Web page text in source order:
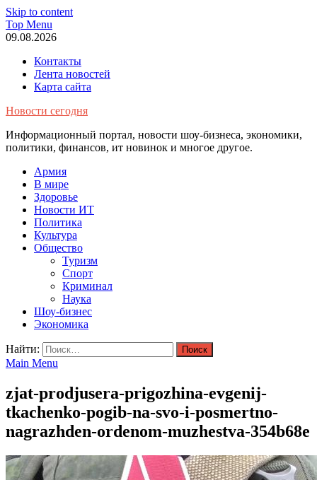
Skip to content
Top Menu
09.08.2026
Контакты
Лента новостей
Карта сайта
Новости сегодня
Информационный портал, новости шоу-бизнеса, экономики,
политики, финансов, ит новинок и многое другое.
Армия
В мире
Здоровье
Новости ИТ
Политика
Культура
Общество
Туризм
Спорт
Криминал
Наука
Шоу-бизнес
Экономика
Найти:
Main Menu
zjat-prodjusera-prigozhina-evgenij-
tkachenko-pogib-na-svo-i-posmertno-
nagrazhden-ordenom-muzhestva-354b68e